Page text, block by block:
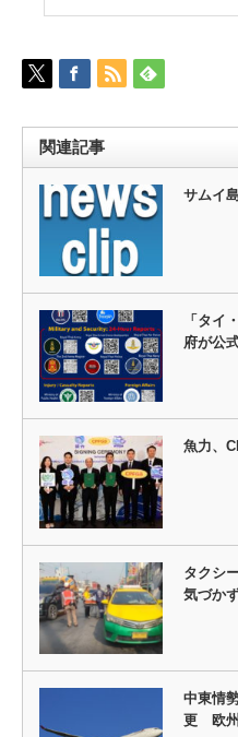
関連記事
サムイ
「タイ
府が公
魚力、
タクシ
気づか
中東情
更 欧州